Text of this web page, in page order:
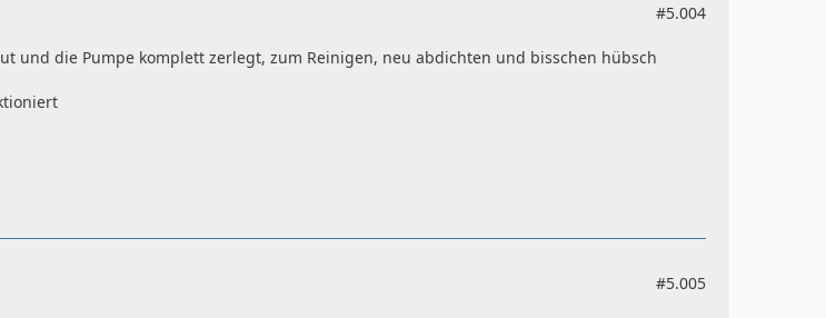
#5.004
und die Pumpe komplett zerlegt, zum Reinigen, neu abdichten und bisschen hübsch
#5.005